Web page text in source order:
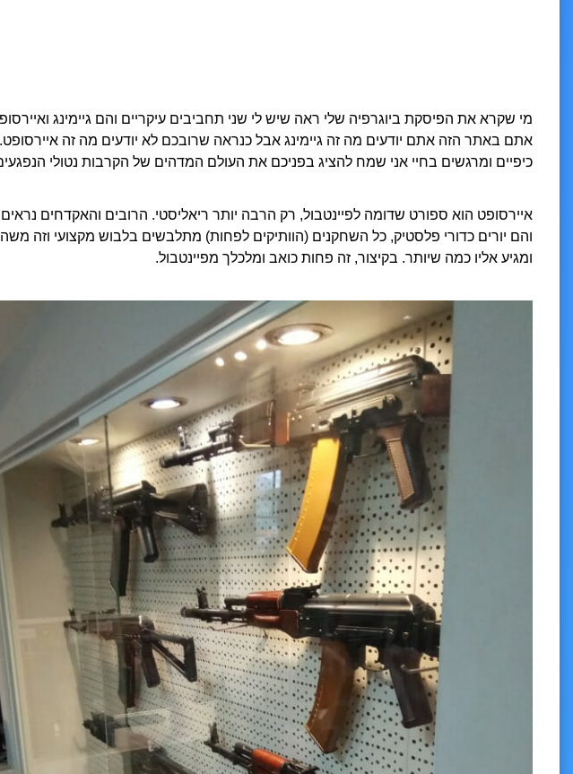
מי שקרא את הפיסקת ביוגרפיה שלי ראה שיש לי שני תחביבים עיקריים והם גיימינג
אתם באתר הזה אתם יודעים מה זה גיימינג אבל כנראה שרובכם לא יודעים מה זה
כיפיים ומרגשים בחיי אני שמח להציג בפניכם את העולם המדהים של הקרבות נטולי
איירסופט הוא ספורט שדומה לפיינטבול, רק הרבה יותר ריאליסטי. הרובים והאקדחים
והם יורים כדורי פלסטיק, כל השחקנים (הוותיקים לפחות) מתלבשים בלבוש מקצועי וזה
ומגיע אליו כמה שיותר. בקיצור, זה פחות כואב ומלכלך מפיינטבול.